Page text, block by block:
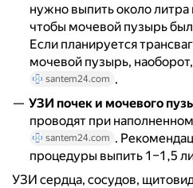
нужно выпить около
чтобы мочевой пузырь
Если планируется
мочевой пузырь,
santem24.com .
УЗИ почек и мочевого
проводят при
santem24.com .
процедуры выпить 1–1,5
УЗИ сердца, сосудов,